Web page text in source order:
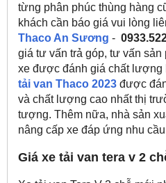
từng phân phúc thùng hàng
khách cần báo giá vui lòng
Thaco An Sương -
giá tư vấn trả góp, tư vấn
xe được đánh giá chất lượng
tải van Thaco 2023 được
và chất lượng cao nhất thị
tượng. Thêm nữa, nhà sản
nâng cấp xe đáp ứng nhu
Giá xe tải van tera v 2